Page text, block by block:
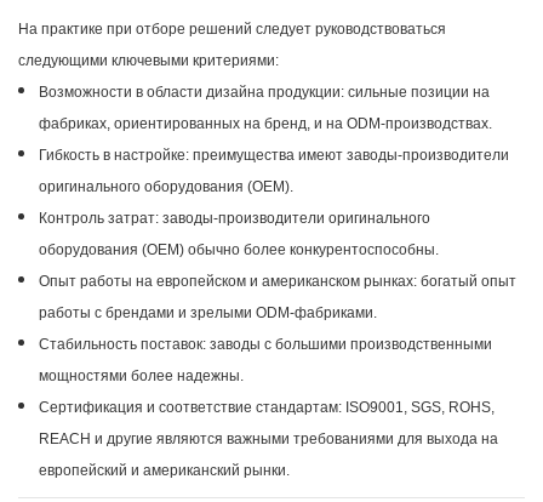
На практике при отборе решений следует руководствоваться
следующими ключевыми критериями:
Возможности в области дизайна продукции: сильные позиции на
фабриках, ориентированных на бренд, и на ODM-производствах.
Гибкость в настройке: преимущества имеют заводы-производители
оригинального оборудования (OEM).
Контроль затрат: заводы-производители оригинального
оборудования (OEM) обычно более конкурентоспособны.
Опыт работы на европейском и американском рынках: богатый опыт
работы с брендами и зрелыми ODM-фабриками.
Стабильность поставок: заводы с большими производственными
мощностями более надежны.
Сертификация и соответствие стандартам: ISO9001, SGS, ROHS,
REACH и другие являются важными требованиями для выхода на
европейский и американский рынки.